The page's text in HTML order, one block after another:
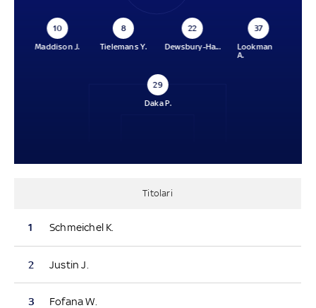
10
Maddison J.
8
Tielemans Y.
22
Dewsbury-Ha...
37
Lookman
A.
29
Daka P.
Titolari
1 Schmeichel K.
2 Justin J.
3 Fofana W.